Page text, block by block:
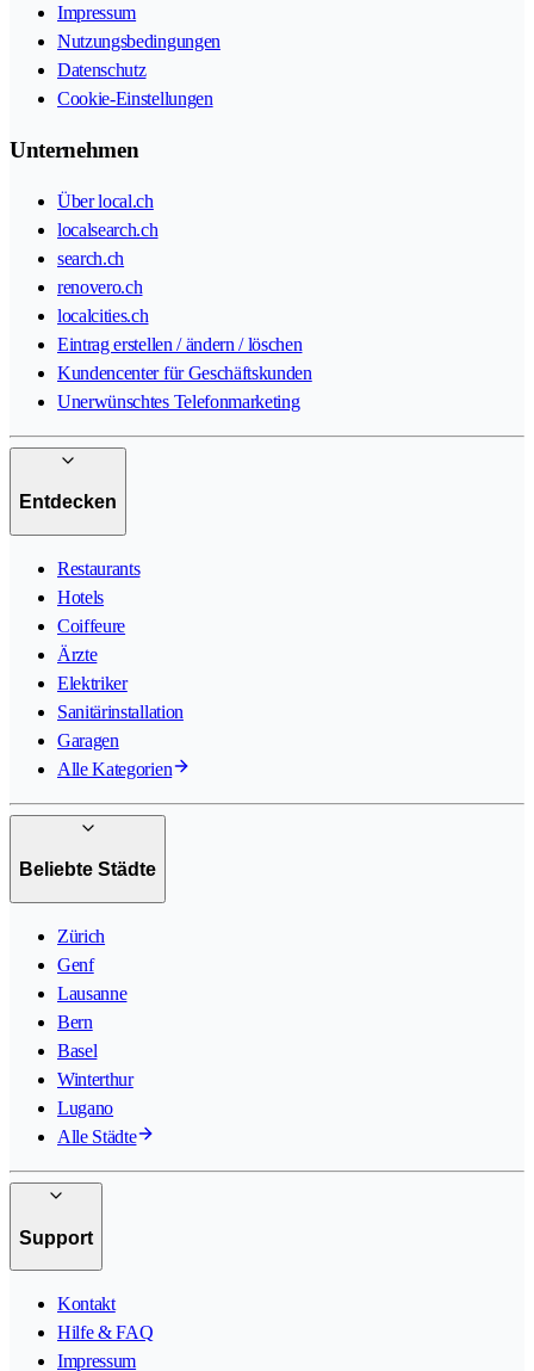
Impressum
Nutzungsbedingungen
Datenschutz
Cookie-Einstellungen
Unternehmen
Über local.ch
localsearch.ch
search.ch
renovero.ch
localcities.ch
Eintrag erstellen / ändern / löschen
Kundencenter für Geschäftskunden
Unerwünschtes Telefonmarketing
Entdecken
Restaurants
Hotels
Coiffeure
Ärzte
Elektriker
Sanitärinstallation
Garagen
Alle Kategorien
Beliebte Städte
Zürich
Genf
Lausanne
Bern
Basel
Winterthur
Lugano
Alle Städte
Support
Kontakt
Hilfe & FAQ
Impressum